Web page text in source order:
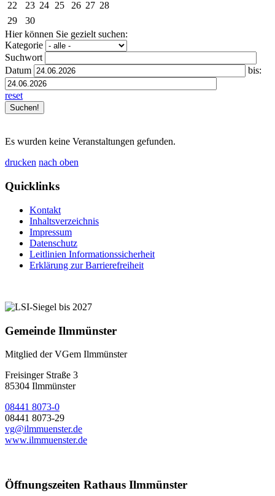
22 23 24 25 26 27 28
29
30
Hier können Sie gezielt suchen:
Kategorie
Suchwort
Datum
bis:
reset
Es wurden keine Veranstaltungen gefunden.
drucken nach oben
Quicklinks
Kontakt
Inhaltsverzeichnis
Impressum
Datenschutz
Leitlinien Informationssicherheit
Erklärung zur Barrierefreiheit
Gemeinde Ilmmünster
Mitglied der VGem Ilmmünster
Freisinger Straße 3
85304 Ilmmünster
08441 8073-0
08441 8073-29
vg@ilmmuenster.de
www.ilmmuenster.de
Öffnungszeiten Rathaus Ilmmünster